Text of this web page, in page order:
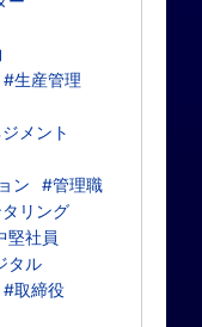
#生産管理
メント
ン
#管理職
リング
堅社員
タル
#取締役